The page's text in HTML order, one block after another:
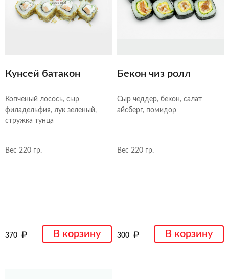
Кунсей батакон
Копченый лосось, сыр
филадельфия, лук зеленый,
стружка тунца
Вес 220 гр.
370 В корзину
Бекон чиз ролл
Сыр чеддер, бекон, салат
айсберг, помидор
Вес 220 гр.
300 В корзину